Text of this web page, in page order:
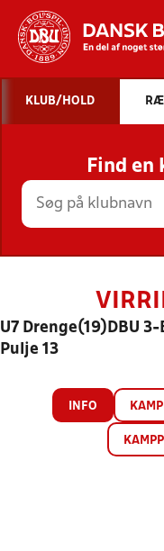
STILLINGER,
KLUB/HOLD
Find en
U7 Drenge(19)DBU
Pulje 13
INFO